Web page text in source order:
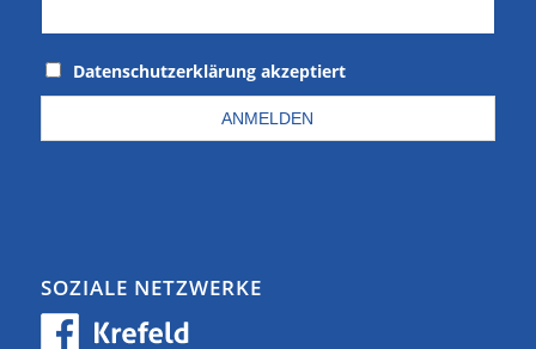
Datenschutzerklärung akzeptiert
SOZIALE NETZWERKE